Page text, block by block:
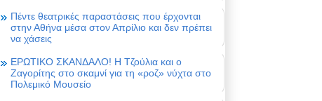
Πέντε θεατρικές παραστάσεις που έρχονται
στην Αθήνα μέσα στον Απρίλιο και δεν πρέπει
να χάσεις
ΕΡΩΤΙΚΟ ΣΚΑΝΔΑΛΟ! Η Τζούλια και ο
Ζαγορίτης στο σκαμνί για τη «ροζ» νύχτα στο
Πολεμικό Μουσείο